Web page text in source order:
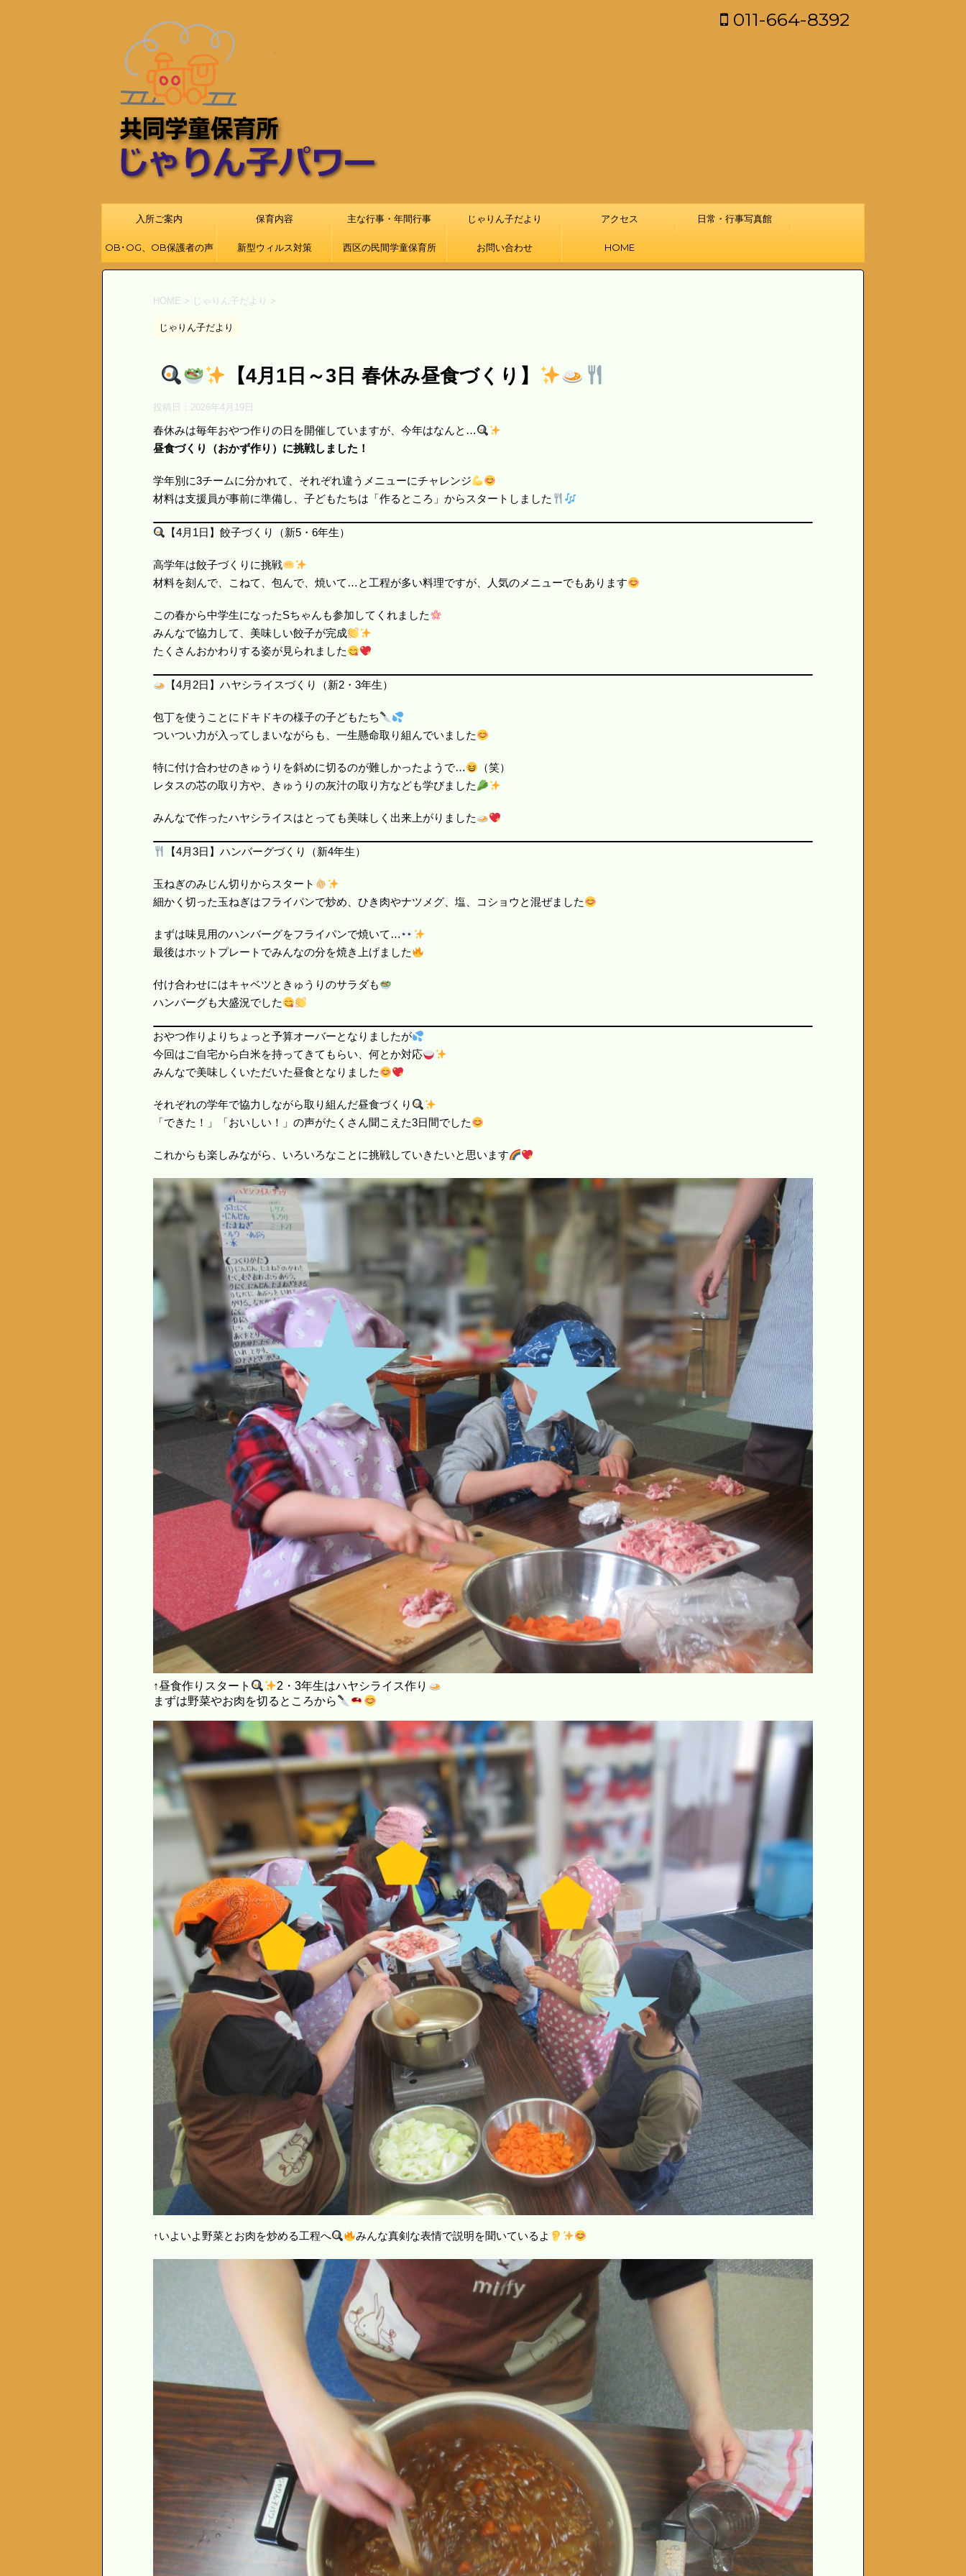
011-664-8392
入所ご案内 保育内容 主な行事・年間行事 じゃりん子だより アクセス 日常・行事写真館
OB･OG、OB保護者の声 新型ウィルス対策 西区の民間学童保育所 お問い合わせ HOME
HOME > じゃりん子だより >
じゃりん子だより
【4月1日～3日 春休み昼食づくり】
投稿日： 2026年4月19日
春休みは毎年おやつ作りの日を開催していますが、今年はなんと…
昼食づくり（おかず作り）に挑戦しました！
学年別に3チームに分かれて、それぞれ違うメニューにチャレンジ
材料は支援員が事前に準備し、子どもたちは「作るところ」からスタートしました
【4月1日】餃子づくり（新5・6年生）
高学年は餃子づくりに挑戦
材料を刻んで、こねて、包んで、焼いて…と工程が多い料理ですが、人気のメニューでもあります
この春から中学生になったSちゃんも参加してくれました
みんなで協力して、美味しい餃子が完成
たくさんおかわりする姿が見られました
【4月2日】ハヤシライスづくり（新2・3年生）
包丁を使うことにドキドキの様子の子どもたち
ついつい力が入ってしまいながらも、一生懸命取り組んでいました
特に付け合わせのきゅうりを斜めに切るのが難しかったようで…
（笑）
レタスの芯の取り方や、きゅうりの灰汁の取り方なども学びました
みんなで作ったハヤシライスはとっても美味しく出来上がりました
【4月3日】ハンバーグづくり（新4年生）
玉ねぎのみじん切りからスタート
細かく切った玉ねぎはフライパンで炒め、ひき肉やナツメグ、塩、コショウと混ぜました
まずは味見用のハンバーグをフライパンで焼いて…
最後はホットプレートでみんなの分を焼き上げました
付け合わせにはキャベツときゅうりのサラダも
ハンバーグも大盛況でした
おやつ作りよりちょっと予算オーバーとなりましたが
今回はご自宅から白米を持ってきてもらい、何とか対応
みんなで美味しくいただいた昼食となりました
それぞれの学年で協力しながら取り組んだ昼食づくり
「できた！」「おいしい！」の声がたくさん聞こえた3日間でした
これからも楽しみながら、いろいろなことに挑戦していきたいと思います
↑昼食作りスタート
2・3年生はハヤシライス作り
まずは野菜やお肉を切るところから
↑いよいよ野菜とお肉を炒める工程へ みんな真剣な表情で説明を聞いているよ